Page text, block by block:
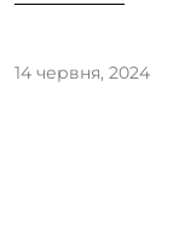
14 червня, 2024